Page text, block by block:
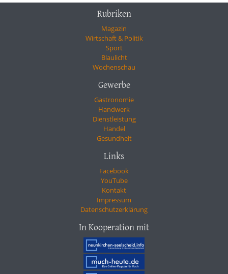
Rubriken
Magazin
Wirtschaft & Politik
Sport
Blaulicht
Wochenschau
Gewerbe
Gastronomie
Handwerk
Dienstleistung
Handel
Gesundheit
Links
Facebook
YouTube
Kontakt
Impressum
Datenschutzerklärung
In Kooperation mit